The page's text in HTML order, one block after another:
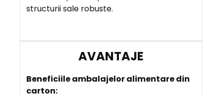
A
structurii sale robuste.
Beneficiileambalajelor alimentare din
carton: